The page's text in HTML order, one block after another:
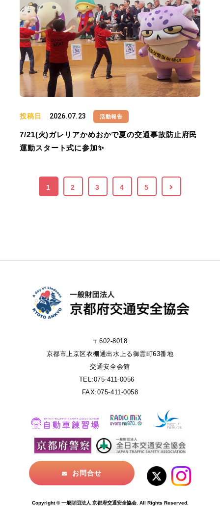
投稿日 2026.07.23 活動報告
7/21(火)ガレリアかめおかで夏の交通事故防止府民
運動スタート式に参加✨
1 2 3 4 5
〒602-8018
京都市上京区衣棚通出水上る御霊町63番地
交通安全会館
TEL:075-411-0056
FAX:075-411-0058
お問合せ
Copyright © 一般財団法人 京都府交通安全協会. All Rights Reserved.